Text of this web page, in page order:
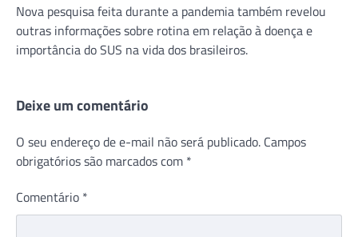
Nova pesquisa feita durante a pandemia também revelou
outras informações sobre rotina em relação à doença e
importância do SUS na vida dos brasileiros.
Deixe um comentário
O seu endereço de e-mail não será publicado. Campos
obrigatórios são marcados com *
Comentário *